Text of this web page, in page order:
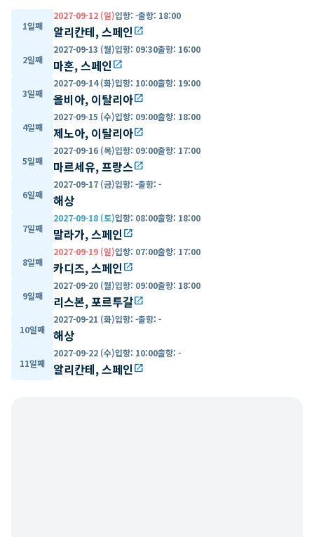
1일째
2027-09-12 (일)입항: -출항: 18:00
알리칸테, 스페인open_in_new
2일째
2027-09-13 (월)입항: 09:30출항: 16:00
마혼, 스페인open_in_new
3일째
2027-09-14 (화)입항: 10:00출항: 19:00
올비아, 이탈리아open_in_new
4일째
2027-09-15 (수)입항: 09:00출항: 18:00
제노아, 이탈리아open_in_new
5일째
2027-09-16 (목)입항: 09:00출항: 17:00
마르세유, 프랑스open_in_new
6일째
2027-09-17 (금)입항: -출항: -
해상
7일째
2027-09-18 (토)입항: 08:00출항: 18:00
말라가, 스페인open_in_new
8일째
2027-09-19 (일)입항: 07:00출항: 17:00
카디즈, 스페인open_in_new
9일째
2027-09-20 (월)입항: 09:00출항: 18:00
리스본, 포르투갈open_in_new
10일째
2027-09-21 (화)입항: -출항: -
해상
11일째
2027-09-22 (수)입항: 10:00출항: -
알리칸테, 스페인open_in_new